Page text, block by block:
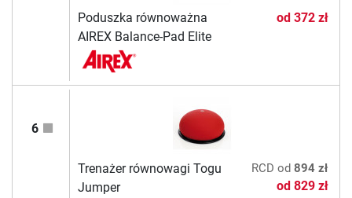
Poduszka równoważna
AIREX Balance-Pad Elite
od 372 zł
6
Trenażer równowagi Togu
Jumper
RCD od 894 zł
od 829 zł